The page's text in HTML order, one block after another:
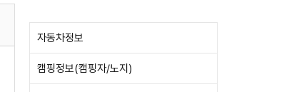
자동차정보
캠핑정보(캠핑자/노지)